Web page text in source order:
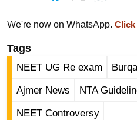
हॉ
ली
वु
फि
ल्म
We're now on WhatsApp.
Tags
NEET UG Re exam
Ajmer News NTA
NEET Controversy